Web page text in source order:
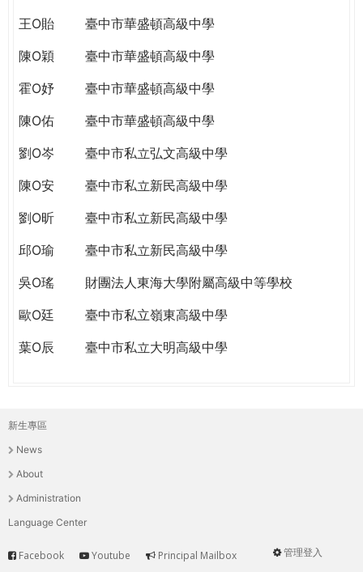
王O貽
臺中市華盛頓高級中學
陳O穎
臺中市華盛頓高級中學
霍O妤
臺中市華盛頓高級中學
陳O佑
臺中市華盛頓高級中學
劉O岑
臺中市私立弘文高級中學
陳O安
臺中市私立新民高級中學
劉O昕
臺中市私立新民高級中學
邱O瑜
臺中市私立新民高級中學
吳O瑤
財團法人東海大學附屬高級中等學校
歐O廷
臺中市私立嶺東高級中學
葉O辰
臺中市私立大明高級中學
主
選
單
新生專區
News
About
Administration
Language Center
User
管理登入
Service
Facebook Youtube Principal Mailbox